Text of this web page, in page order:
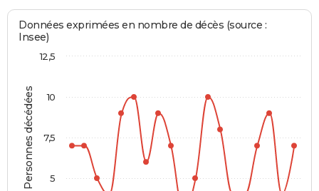
Personnes décédées
Données exprimées en nombre de décès (source :
Insee)
10
5
7,5
12,5